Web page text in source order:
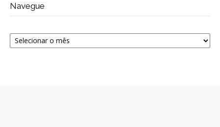
Navegue
Navegue